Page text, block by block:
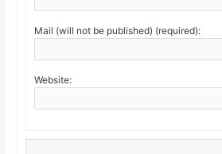
Mail (will not be published) (required):
Website: